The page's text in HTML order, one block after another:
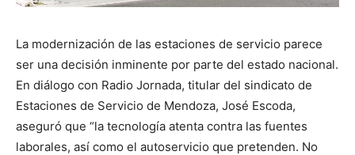
La modernización de las estaciones de servicio parece
ser una decisión inminente por parte del estado nacional.
En diálogo con Radio Jornada, titular del sindicato de
Estaciones de Servicio de Mendoza, José Escoda,
aseguró que “la tecnología atenta contra las fuentes
laborales, así como el autoservicio que pretenden. No